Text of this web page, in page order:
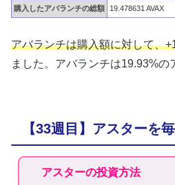
購入したアバランチの総額 19.478631 AVAX
アバランチは購入額に対して、
ました。アバランチは19.93%の
【33週目】アスターを
アスターの投資方法